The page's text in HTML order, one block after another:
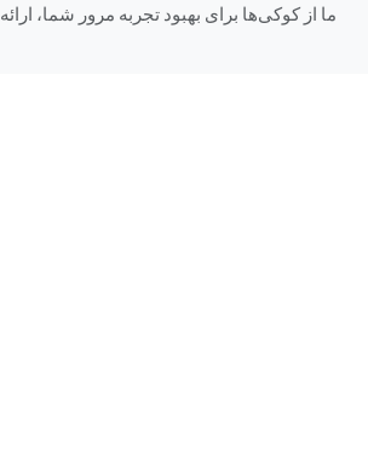
ما از کوکی‌ها برای بهبود تجربه مرور شما،